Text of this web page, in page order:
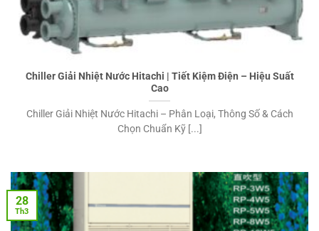
Chiller Giải Nhiệt Nước Hitachi | Tiết Kiệm Điện – Hiệu Suất
Cao
Chiller Giải Nhiệt Nước Hitachi – Phân Loại, Thông Số & Cách
Chọn Chuẩn Kỹ [...]
28
Th3